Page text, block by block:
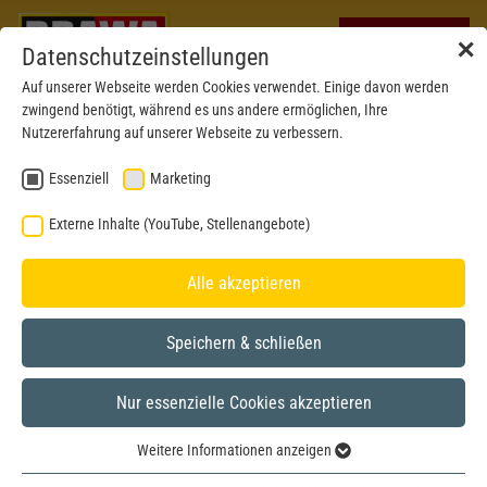
✕
Datenschutzeinstellungen
Auf unserer Webseite werden Cookies verwendet. Einige davon werden
zwingend benötigt, während es uns andere ermöglichen, Ihre
Nutzererfahrung auf unserer Webseite zu verbessern.
Essenziell Marketing
Externe Inhalte (YouTube, Stellenangebote)
Alle akzeptieren
Speichern & schließen
Nur essenzielle Cookies akzeptieren
Weitere Informationen anzeigen